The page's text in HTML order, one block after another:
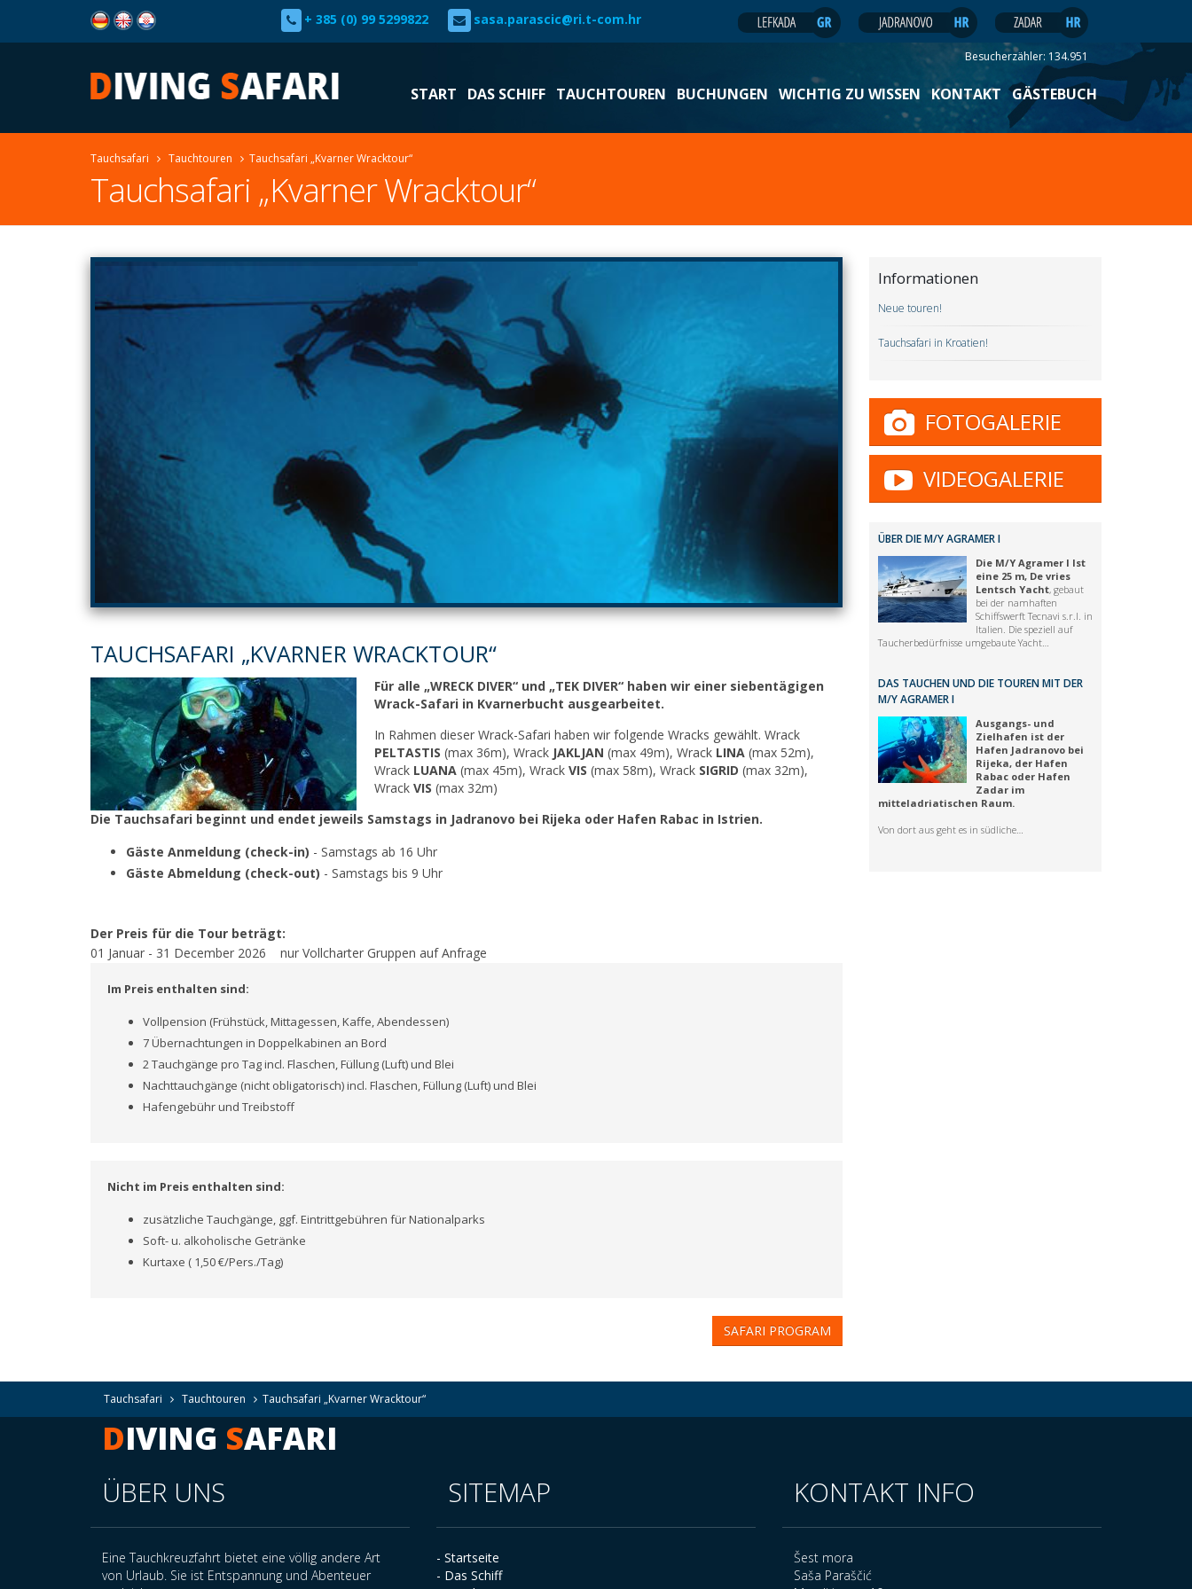
+ 385 (0) 99 5299822 sasa.parascic@ri.t-com.hr
Besucherzähler: 134.951
START DAS SCHIFF TAUCHTOUREN BUCHUNGEN WICHTIG ZU WISSEN KONTAKT GÄSTEBUCH
Tauchsafari Tauchtouren Tauchsafari „Kvarner Wracktour“
Tauchsafari „Kvarner Wracktour“
TAUCHSAFARI „KVARNER WRACKTOUR“
Für alle „WRECK DIVER“ und „TEK DIVER“ haben wir einer siebentägigen
Wrack-Safari in Kvarnerbucht ausgearbeitet.
In Rahmen dieser Wrack-Safari haben wir folgende Wracks gewählt. Wrack
PELTASTIS (max 36m), Wrack JAKLJAN (max 49m), Wrack LINA (max 52m),
Wrack LUANA (max 45m), Wrack VIS (max 58m), Wrack SIGRID (max 32m),
Wrack VIS (max 32m)
Die Tauchsafari beginnt und endet jeweils Samstags in Jadranovo bei Rijeka oder Hafen Rabac in Istrien.
Gäste Anmeldung (check-in) - Samstags ab 16 Uhr
Gäste Abmeldung (check-out) - Samstags bis 9 Uhr
Der Preis für die Tour beträgt:
01 Januar - 31 December 2026 nur Vollcharter Gruppen auf Anfrage
Im Preis enthalten sind:
Vollpension (Frühstück, Mittagessen, Kaffe, Abendessen)
7 Übernachtungen in Doppelkabinen an Bord
2 Tauchgänge pro Tag incl. Flaschen, Füllung (Luft) und Blei
Nachttauchgänge (nicht obligatorisch) incl. Flaschen, Füllung (Luft) und Blei
Hafengebühr und Treibstoff
Nicht im Preis enthalten sind:
zusätzliche Tauchgänge, ggf. Eintrittgebühren für Nationalparks
Soft- u. alkoholische Getränke
Kurtaxe ( 1,50 €/Pers./Tag)
SAFARI PROGRAM
Informationen
Neue touren!
Tauchsafari in Kroatien!
FOTOGALERIE
VIDEOGALERIE
ÜBER DIE M/Y AGRAMER I
Die M/Y Agramer I Ist
eine 25 m, De vries
Lentsch Yacht, gebaut
bei der namhaften
Schiffswerft Tecnavi s.r.l. in
Italien. Die speziell auf
Taucherbedürfnisse umgebaute Yacht…
DAS TAUCHEN UND DIE TOUREN MIT DER
M/Y AGRAMER I
Ausgangs- und
Zielhafen ist der
Hafen Jadranovo bei
Rijeka, der Hafen
Rabac oder Hafen
Zadar im
mitteladriatischen Raum.
Von dort aus geht es in südliche…
Tauchsafari Tauchtouren Tauchsafari „Kvarner Wracktour“
DIVING SAFARI
ÜBER UNS
Eine Tauchkreuzfahrt bietet eine völlig andere Art
von Urlaub. Sie ist Entspannung und Abenteuer
SITEMAP
- Startseite
- Das Schiff
KONTAKT INFO
Šest mora
Saša Paraščić